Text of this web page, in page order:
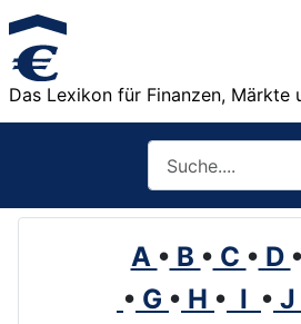
Das Lexikon für Finanzen, Märkte
A • B • C • D •
• G • H • I • J